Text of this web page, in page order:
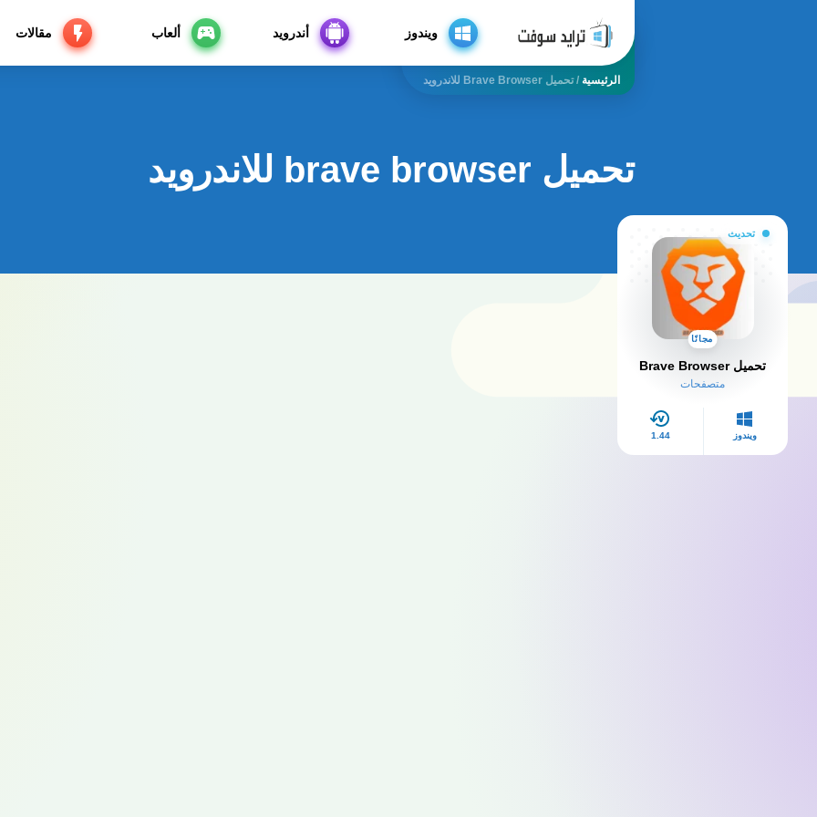
ويندوز أندرويد ألعاب مقالات
الرئيسية /تحميل Brave Browser للاندرويد
تحميل brave browser للاندرويد
تحديث
مجانًا
تحميل Brave Browser
متصفحات
ويندوز 1.44